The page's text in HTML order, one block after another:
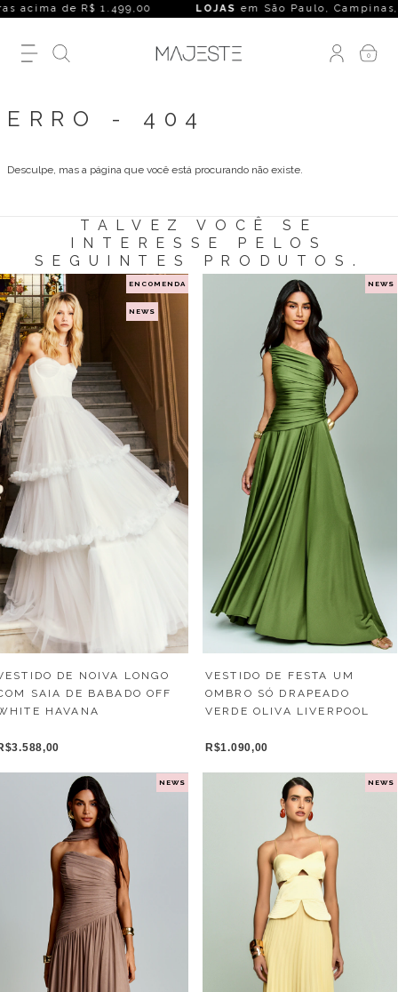
acima de R$ 1.499,00 LOJASem São Paulo, Campinas,
0
ERRO - 404
Desculpe, mas a página que você está procurando não existe.
TALVEZ VOCÊ SE
INTERESSE PELOS
SEGUINTES PRODUTOS.
ENCOMENDA
NEWS
DE NOIVA LONGO
SAIA DE BABADO OFF
HAVANA
NEWS
VESTIDO DE FESTA UM
OMBRO SÓ DRAPEADO
VERDE OLIVA LIVERPOOL
R$1.090,00
NEWS NEWS